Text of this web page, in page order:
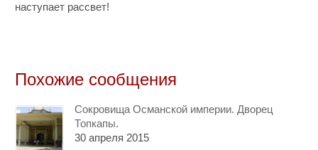
наступает рассвет!
Похожие сообщения
Сокровища Османской империи. Дворец
Топкапы.
30 апреля 2015